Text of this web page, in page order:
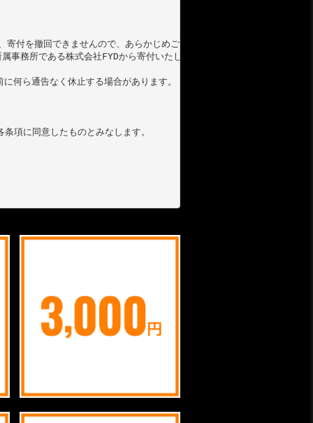
付を撤回できませんので、あらかじめご了承ください。
属事務所である株式会社FYDから寄付いたします。
何ら通告なく休止する場合があります。
項に同意したものとみなします。